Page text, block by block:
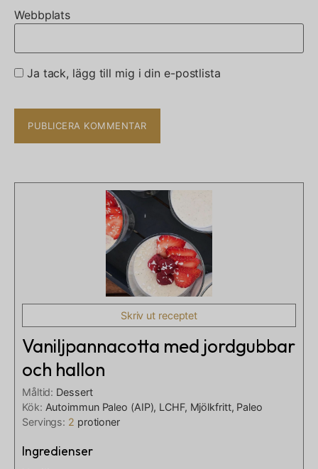
Webbplats
Ja tack, lägg till mig i din e-postlista
Skriv ut receptet
Vaniljpannacotta med jordgubbar
och hallon
Måltid: Dessert
Kök: Autoimmun Paleo (AIP), LCHF, Mjölkfritt, Paleo
Servings: 2 protioner
Ingredienser